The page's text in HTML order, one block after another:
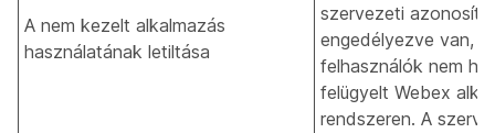
A nem kezelt alkalmazás
használatának letiltása
szervezeti
engedélyezve van, a
felhasználók nem
felügyelt Webex
rendszeren. A